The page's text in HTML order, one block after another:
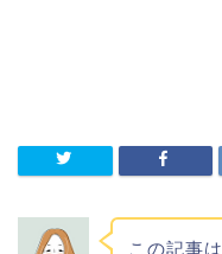
この記事は